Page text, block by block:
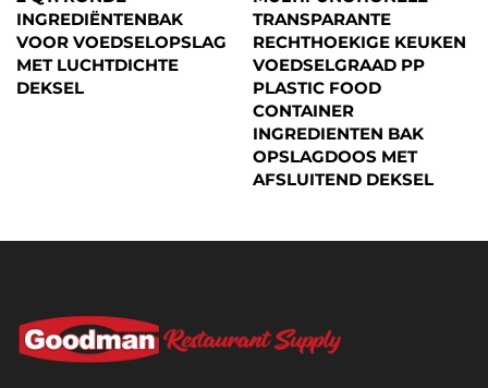
INGREDIËNTENBAK
VOOR VOEDSELOPSLAG
MET LUCHTDICHTE
DEKSEL
TRANSPARANTE
RECHTHOEKIGE KEUKEN
VOEDSELGRAAD PP
PLASTIC FOOD
CONTAINER
INGREDIENTEN BAK
OPSLAGDOOS MET
AFSLUITEND DEKSEL